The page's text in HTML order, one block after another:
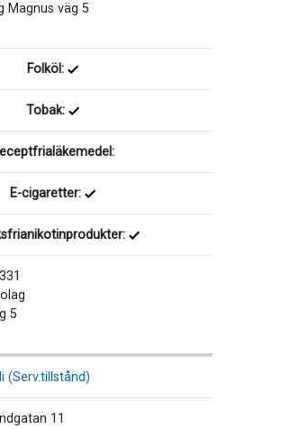
Magnus väg 5
Folköl:
Tobak:
E-cigaretter:
5
(Serv.tillstånd)
11